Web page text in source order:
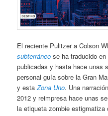
El reciente Pulitzer a Colson
subterráneo se ha traducido
publicadas y hasta hace unas
personal guía sobre la Gran
y estaZona Uno. Una
2012 y reimpresa hace unas
la etiqueta zombie